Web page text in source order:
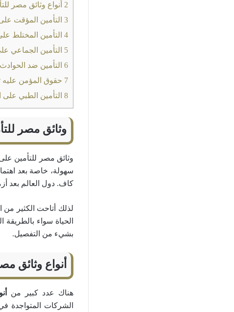
2 أنواع وثائق مصر
3التأمين المؤقت على
4التأمين المختلط
5 التأمين الجماعي
6التأمين ضد
7 حقوق المؤمن
8التأمين الطبي على
وثائق مصر
وثائق مصر للتأمين
سهولة، خاصة بعد
كاف. دول العالم بعد
لذلك أتاحت الكثير من
الحياة سواء بالطريقة
بشيء من التفصيل.
أنواع وثائق
هناك عدد كبير من
الشركات المتواجدة